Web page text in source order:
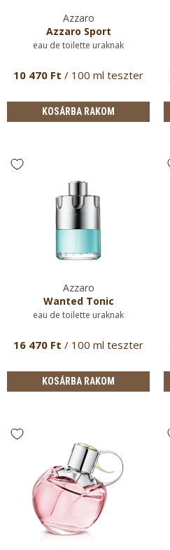
Azzaro
Azzaro Sport
eau de toilette uraknak
10 470 Ft / 100 ml teszter
KOSÁRBA RAKOM
Azzaro
Wanted Tonic
eau de toilette uraknak
16 470 Ft / 100 ml teszter
KOSÁRBA RAKOM